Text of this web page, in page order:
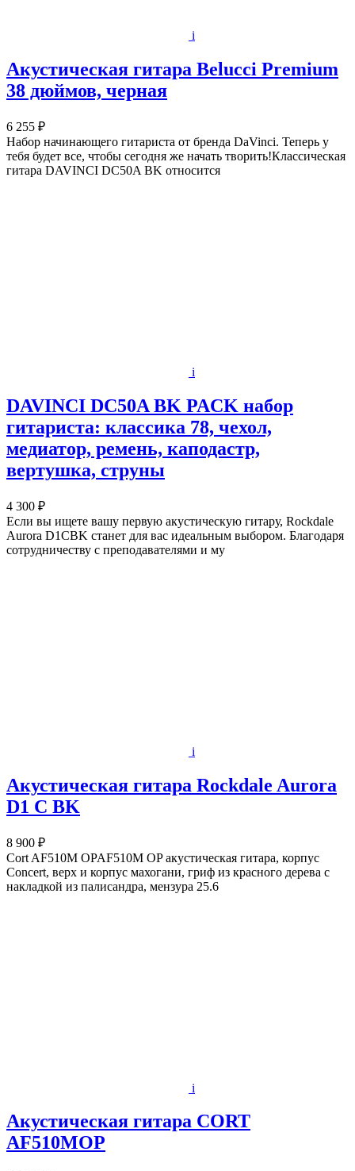
i
Акустическая гитара Belucci Premium
38 дюймов, черная
6 255 ₽
Набор начинающего гитариста от бренда DaVinci. Теперь у
тебя будет все, чтобы сегодня же начать творить!Классическая
гитара DAVINCI DC50A BK относится
i
DAVINCI DC50A BK PACK набор
гитариста: классика 78, чехол,
медиатор, ремень, каподастр,
вертушка, струны
4 300 ₽
Если вы ищете вашу первую акустическую гитару, Rockdale
Aurora D1CBK станет для вас идеальным выбором. Благодаря
сотрудничеству с преподавателями и му
i
Акустическая гитара Rockdale Aurora
D1 C BK
8 900 ₽
Cort AF510M OPAF510M OP акустическая гитара, корпус
Concert, верх и корпус махогани, гриф из красного дерева с
накладкой из палисандра, мензура 25.6
i
Акустическая гитара CORT
AF510MOP